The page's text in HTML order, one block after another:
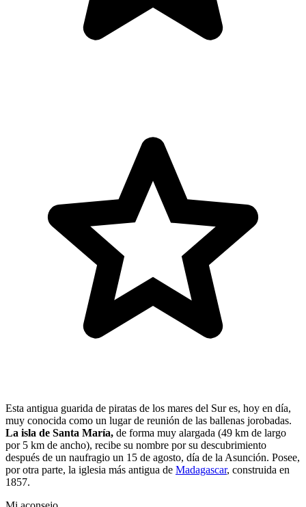
Esta antigua guarida de piratas de los mares del Sur es, hoy en día,
muy conocida como un lugar de reunión de las ballenas jorobadas.
La isla de Santa María, de forma muy alargada (49 km de largo
por 5 km de ancho), recibe su nombre por su descubrimiento
después de un naufragio un 15 de agosto, día de la Asunción. Posee,
por otra parte, la iglesia más antigua de Madagascar, construida en
1857.